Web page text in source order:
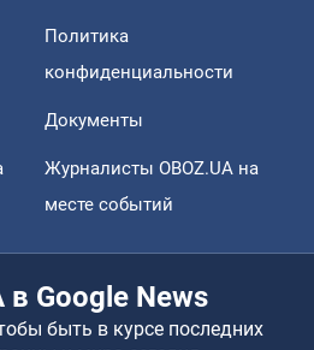
Политика
конфиденциальности
Документы
Журналисты OBOZ.UA на
месте событий
в Google News
быть в курсе последних